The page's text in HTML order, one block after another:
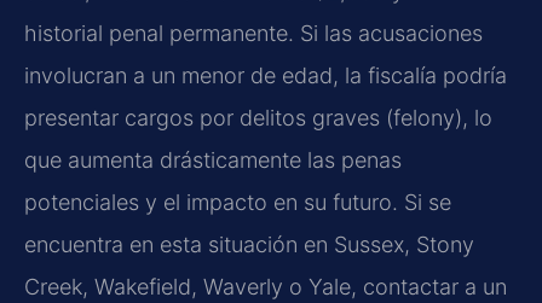
historial penal permanente. Si las acusaciones
involucran a un menor de edad, la fiscalía podría
presentar cargos por delitos graves (felony), lo
que aumenta drásticamente las penas
potenciales y el impacto en su futuro. Si se
encuentra en esta situación en Sussex, Stony
Creek, Wakefield, Waverly o Yale, contactar a un